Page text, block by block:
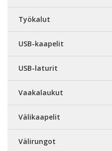
Työkalut
USB-kaapelit
USB-laturit
Vaakalaukut
Välikaapelit
Välirungot